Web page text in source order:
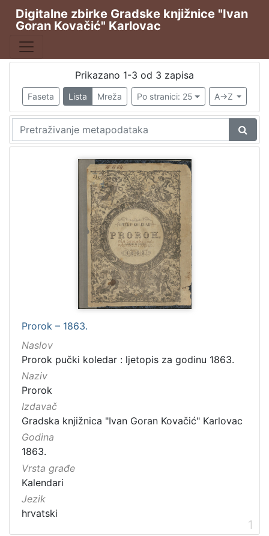
Publikacija
Prorok
3
Tvrtke
Gradska knjižnica "Ivan Goran Kovačić" Karlovac
Godina
Digitalne zbirke Gradske knjižnice "Ivan
Goran Kovačić" Karlovac
Prikazano 1-3 od 3 zapisa
Faseta Lista Mreža Po stranici: 25 A->Z
Prorok – 1863.
Naslov
Prorok pučki koledar : ljetopis za godinu 1863.
Naziv
Prorok
Izdavač
Gradska knjižnica "Ivan Goran Kovačić" Karlovac
Godina
1863.
Vrsta građe
Kalendari
Jezik
hrvatski
1